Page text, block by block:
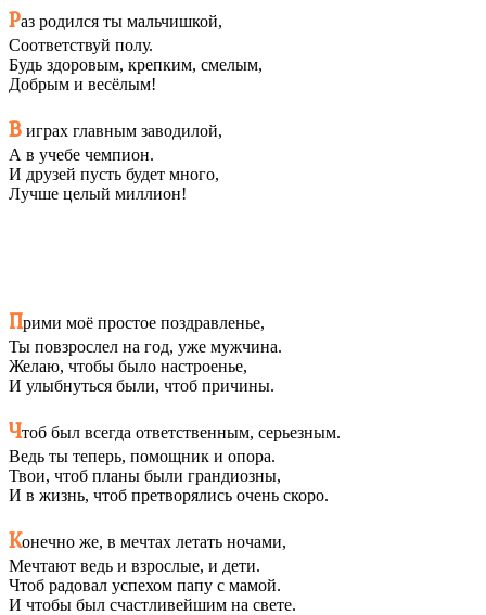
Раз родился ты мальчишкой,
Соответствуй полу.
Будь здоровым, крепким, смелым,
Добрым и весёлым!
В играх главным заводилой,
А в учебе чемпион.
И друзей пусть будет много,
Лучше целый миллион!
Прими моё простое поздравленье,
Ты повзрослел на год, уже мужчина.
Желаю, чтобы было настроенье,
И улыбнуться были, чтоб причины.
Чтоб был всегда ответственным, серьезным.
Ведь ты теперь, помощник и опора.
Твои, чтоб планы были грандиозны,
И в жизнь, чтоб претворялись очень скоро.
Конечно же, в мечтах летать ночами,
Мечтают ведь и взрослые, и дети.
Чтоб радовал успехом папу с мамой.
И чтобы был счастливейшим на свете.